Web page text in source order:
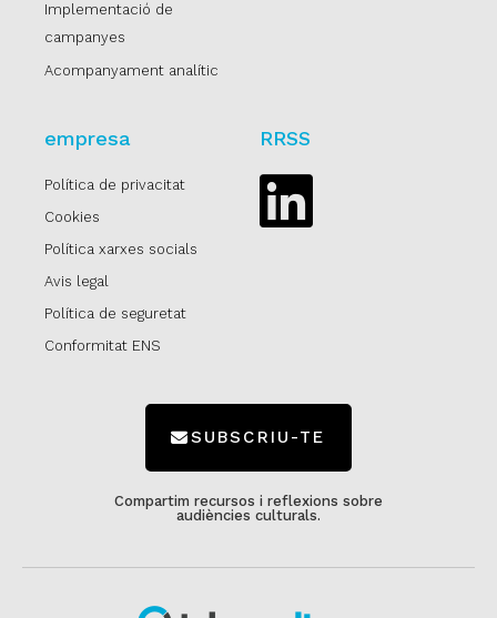
Implementació de
campanyes
Acompanyament analític
empresa
Política de privacitat
Cookies
Política xarxes socials
Avis legal
Política de seguretat
Conformitat ENS
RRSS
SUBSCRIU-TE
Compartim recursos i reflexions sobre
audiències culturals.